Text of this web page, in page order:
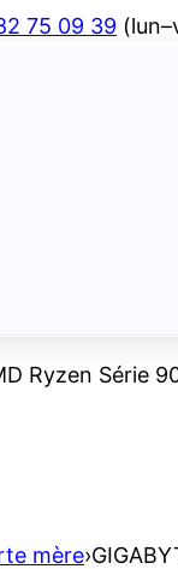
75 09 39
Ryzen Série
mère›